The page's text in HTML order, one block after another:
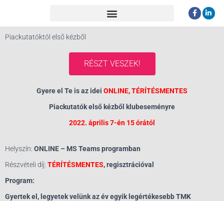
Piackutatóktól első kézből
RÉSZT VESZEK!
Gyere el Te is az idei ONLINE, TÉRÍTÉSMENTES
Piackutatók első kézből klubeseményre
2022. április 7-én 15 órától
Helyszín: ONLINE – MS Teams programban
Részvételi díj: TÉRÍTÉSMENTES, regisztrációval
Program:
Gyertek el, legyetek velünk az év egyik legértékesebb TMK